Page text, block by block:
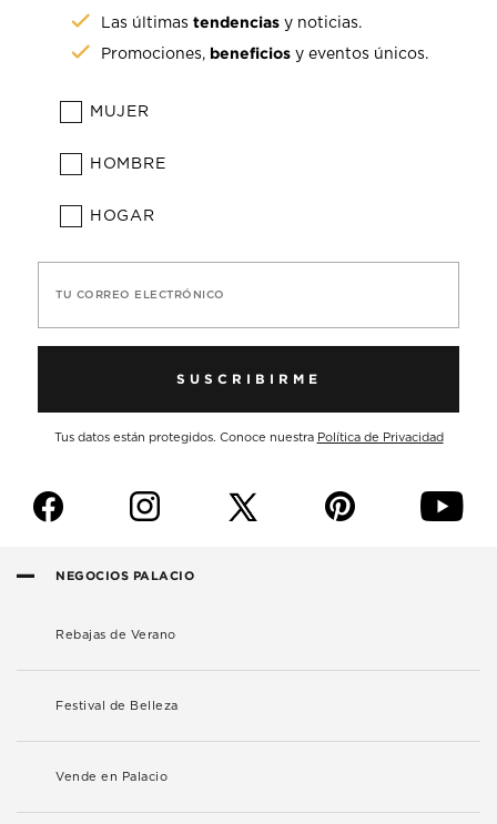
Las últimastendencias y noticias.
Promociones, beneficios y eventos únicos.
MUJER
HOMBRE
HOGAR
TU CORREO ELECTRÓNICO
SUSCRIBIRME
Tus datos están protegidos. Conoce nuestra Política de Privacidad
f i p y
NEGOCIOS PALACIO
Rebajas de Verano
Festival de Belleza
Vende en Palacio